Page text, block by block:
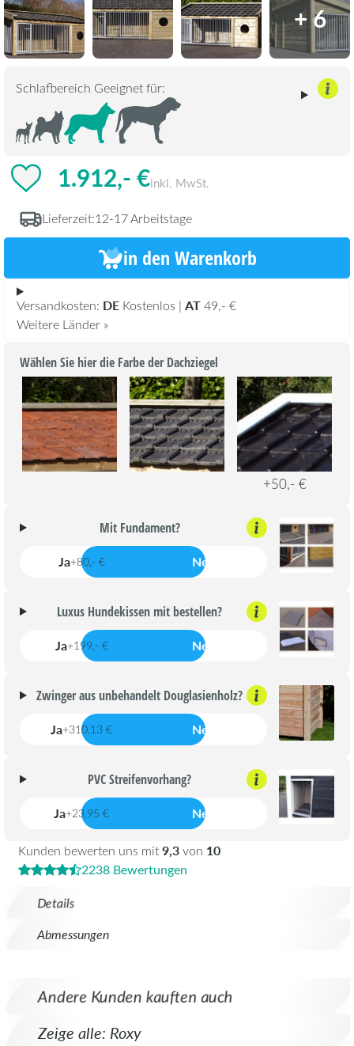
+ 6
Details
Abmessungen
Schlafbereich Geeignet für:
1.912,- €inkl. MwSt.
Lieferzeit:12-17 Arbeitstage
in den Warenkorb
Versandkosten: DE Kostenlos | AT49,- €
Weitere Länder »
Kunden bewerten uns mit9,3von 10
2238 Bewertungen
Wählen Sie hier die Farbe der Dachziegel
+50,- €
Mit Fundament?
Ja+80,- € Nein
Luxus Hundekissen mit bestellen?
Ja+199,- € Nein
Zwinger aus unbehandelt Douglasienholz?
Ja+310,13 € Nein
PVC Streifenvorhang?
Ja+23,95 € Nein
Andere Kunden kauften auch
Zeige alle: Roxy